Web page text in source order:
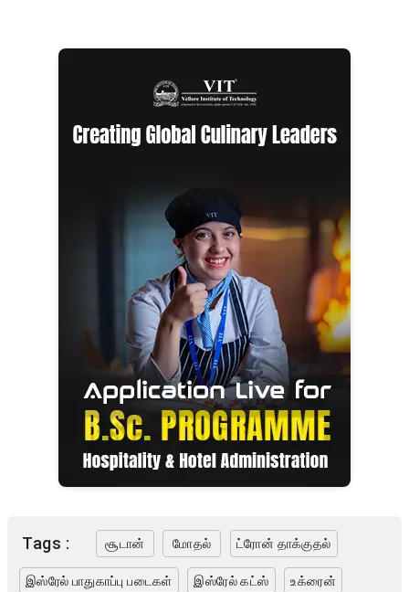
Tags : சூடான் மோதல் ட்ரோன் தாக்குதல்
இஸ்ரேல் பாதுகாப்பு படைகள் இஸ்ரேல் கட்ஸ் உக்ரைன்